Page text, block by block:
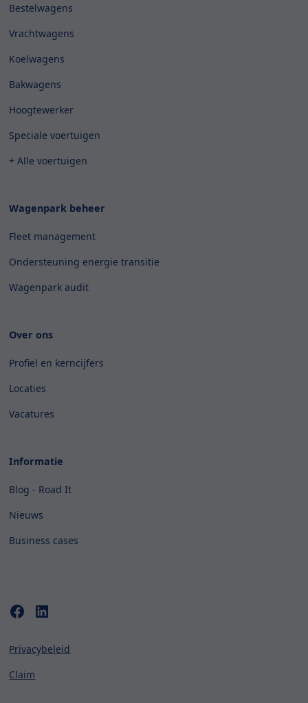
Bestelwagens
Vrachtwagens
Koelwagens
Bakwagens
Hoogtewerker
Speciale voertuigen
+ Alle voertuigen
Wagenpark beheer
Fleet management
Ondersteuning energie transitie
Wagenpark audit
Over ons
Profiel en kerncijfers
Locaties
Vacatures
Informatie
Blog - Road It
Nieuws
Business cases
Privacybeleid
Claim